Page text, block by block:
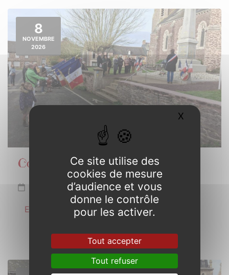
8
NOVEMBRE
2026
Commémoration Armistice 1918
Dimanche 8 novembre de 10h30 à 11h30
En savoir plus
Ce site utilise des
cookies de mesure
d’audience et vous
donne le contrôle
pour les activer.
Tout accepter
Tout refuser
X Masquer